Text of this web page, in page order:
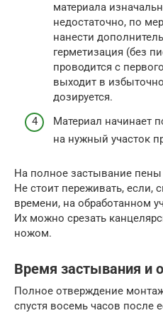
материала
недостаточно, по
нанести
герметизация (без
проводится с
выходит в
дозируется.
Материал начинает
на нужный участок
На полное застывание пены
Не стоит переживать, если,
времени, на обработанном
Их можно срезать
ножом.
Время застывания и
Полное отверждение
спустя восемь часов после